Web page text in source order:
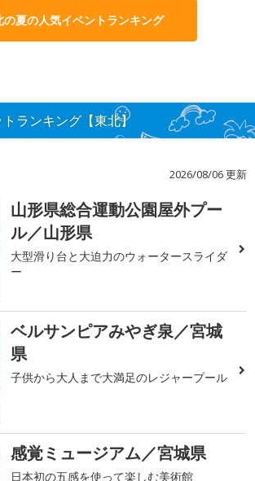
の夏の人気イベントランキング
ランキング【東北】
2026/08/06 更新
山形県総合運動公園屋外プー
ル／山形県
大型滑り台と大迫力のウォータースライダ
ー
ベルサンピアみやぎ泉／宮城
県
子供から大人まで大満足のレジャープール
感覚ミュージアム／宮城県
日本初の五感を使って楽しむ美術館